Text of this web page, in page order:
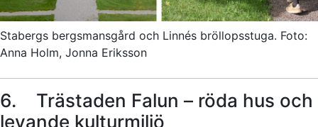
Stabergs bergsmansgård och Linnés bröllopsstuga. Foto:
Anna Holm, Jonna Eriksson
6. Trästaden Falun – röda hus och
levande kulturmiljö